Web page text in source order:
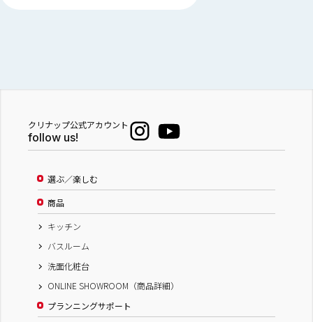
クリナップ公式アカウント
follow us!
選ぶ／楽しむ
商品
キッチン
バスルーム
洗面化粧台
ONLINE SHOWROOM（商品詳細）
プランニングサポート